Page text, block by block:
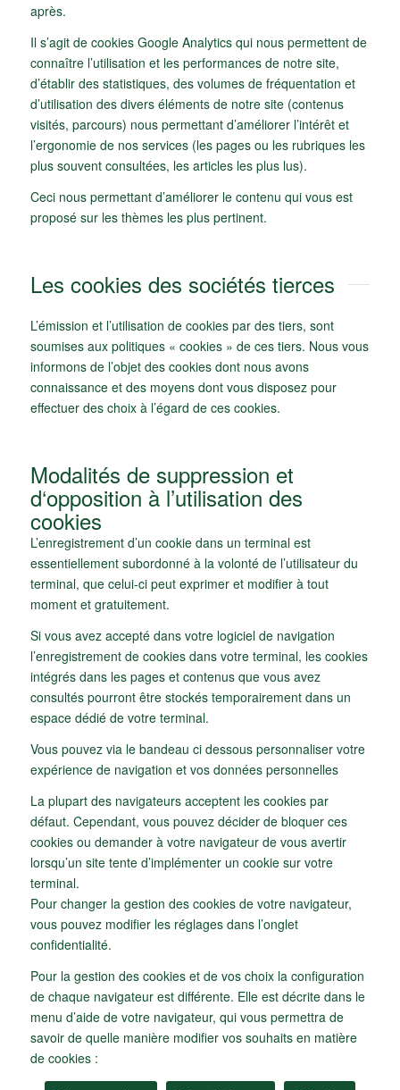
après.
Il s’agit de cookies Google Analytics qui nous permettent de
connaître l’utilisation et les performances de notre site,
d’établir des statistiques, des volumes de fréquentation et
d’utilisation des divers éléments de notre site (contenus
visités, parcours) nous permettant d’améliorer l’intérêt et
l’ergonomie de nos services (les pages ou les rubriques les
plus souvent consultées, les articles les plus lus).
Ceci nous permettant d’améliorer le contenu qui vous est
proposé sur les thèmes les plus pertinent.
Les cookies des sociétés tierces
L’émission et l’utilisation de cookies par des tiers, sont
soumises aux politiques « cookies » de ces tiers. Nous vous
informons de l’objet des cookies dont nous avons
connaissance et des moyens dont vous disposez pour
effectuer des choix à l’égard de ces cookies.
Modalités de suppression et
d‘opposition à l’utilisation des
cookies
L’enregistrement d’un cookie dans un terminal est
essentiellement subordonné à la volonté de l’utilisateur du
terminal, que celui-ci peut exprimer et modifier à tout
moment et gratuitement.
Si vous avez accepté dans votre logiciel de navigation
l’enregistrement de cookies dans votre terminal, les cookies
intégrés dans les pages et contenus que vous avez
consultés pourront être stockés temporairement dans un
espace dédié de votre terminal.
Vous pouvez via le bandeau ci dessous personnaliser votre
expérience de navigation et vos données personnelles
La plupart des navigateurs acceptent les cookies par
défaut. Cependant, vous pouvez décider de bloquer ces
cookies ou demander à votre navigateur de vous avertir
lorsqu’un site tente d’implémenter un cookie sur votre
terminal.
Pour changer la gestion des cookies de votre navigateur,
vous pouvez modifier les réglages dans l’onglet
confidentialité.
Pour la gestion des cookies et de vos choix la configuration
de chaque navigateur est différente. Elle est décrite dans le
menu d’aide de votre navigateur, qui vous permettra de
savoir de quelle manière modifier vos souhaits en matière
de cookies :